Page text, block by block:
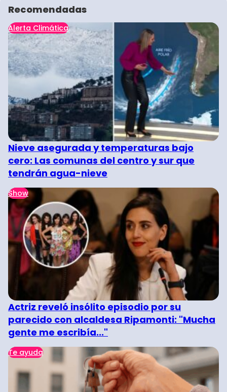
Recomendadas
Alerta Climática
Nieve asegurada y temperaturas bajo
cero: Las comunas del centro y sur que
tendrán agua-nieve
Show
Actriz reveló insólito episodio por su
parecido con alcaldesa Ripamonti: "Mucha
gente me escribía..."
Te ayuda